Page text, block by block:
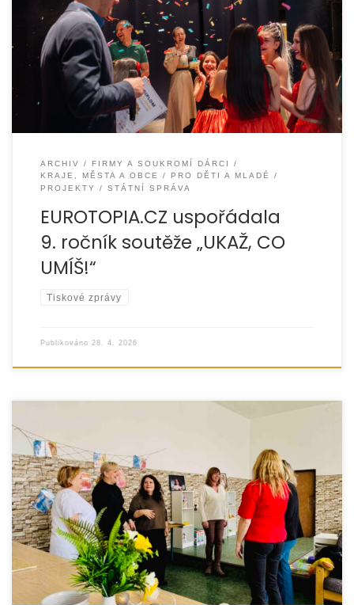
Organizace EUROTOPIA.CZ uspořádala ve čtvrtek
23. dubna 2026 již 9. ročník talentové soutěže „UKAŽ, CO
UMÍŠ!“. Akce se tradičně konala v KD
ARCHIV
FIRMY A SOUKROMÍ DÁRCI
KRAJE, MĚSTA A OBCE
PRO DĚTI A MLADÉ
PROJEKTY
STÁTNÍ SPRÁVA
EUROTOPIA.CZ uspořádala
9. ročník soutěže „UKAŽ, CO
UMÍŠ!“
Tiskové zprávy
Publikováno 28. 4. 2026
Organizace Eurotopia uspořádala 17. března ve svých
prostorách na náměstí Sv. Michala ve Vrbně pod
Pradědem den otevřených dveří, který probíhal od